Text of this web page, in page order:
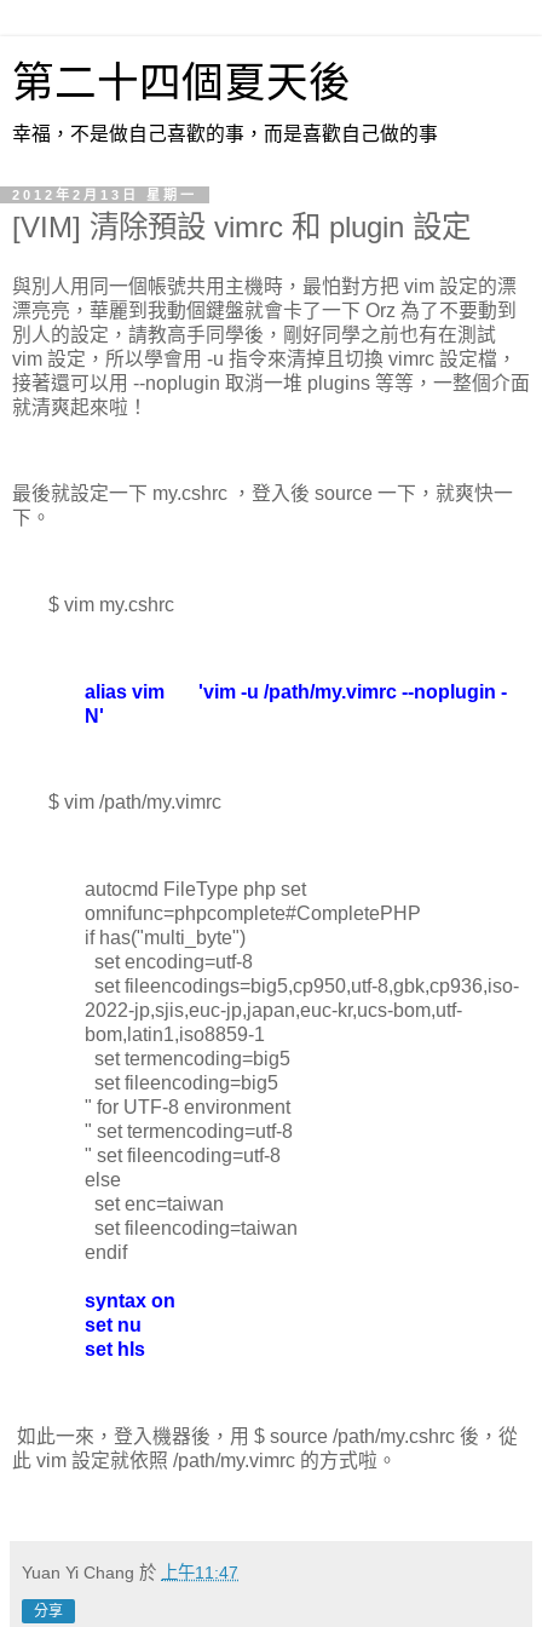
第二十四個夏天後
幸福，不是做自己喜歡的事，而是喜歡自己做的事
2012年2月13日 星期一
[VIM] 清除預設 vimrc 和 plugin 設定
與別人用同一個帳號共用主機時，最怕對方把 vim 設定的漂
漂亮亮，華麗到我動個鍵盤就會卡了一下 Orz 為了不要動到
別人的設定，請教高手同學後，剛好同學之前也有在測試
vim 設定，所以學會用 -u 指令來清掉且切換 vimrc 設定檔，
接著還可以用 --noplugin 取消一堆 plugins 等等，一整個介面
就清爽起來啦！
最後就設定一下 my.cshrc ，登入後 source 一下，就爽快一
下。
$ vim my.cshrc
alias vim 'vim -u /path/my.vimrc --noplugin -
N'
$ vim /path/my.vimrc
autocmd FileType php set
omnifunc=phpcomplete#CompletePHP
if has("multi_byte")
set encoding=utf-8
set fileencodings=big5,cp950,utf-8,gbk,cp936,iso-
2022-jp,sjis,euc-jp,japan,euc-kr,ucs-bom,utf-
bom,latin1,iso8859-1
set termencoding=big5
set fileencoding=big5
" for UTF-8 environment
" set termencoding=utf-8
" set fileencoding=utf-8
else
set enc=taiwan
set fileencoding=taiwan
endif
syntax on
set nu
set hls
如此一來，登入機器後，用 $ source /path/my.cshrc 後，從
此 vim 設定就依照 /path/my.vimrc 的方式啦。
Yuan Yi Chang 於 上午11:47
分享